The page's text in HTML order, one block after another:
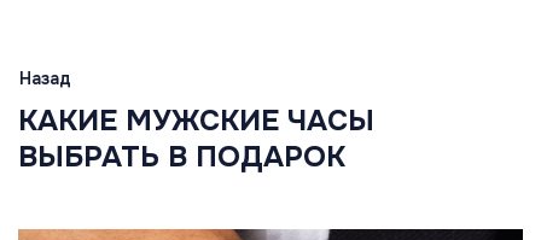
Назад
КАКИЕ МУЖСКИЕ ЧАСЫ
ВЫБРАТЬ В ПОДАРОК